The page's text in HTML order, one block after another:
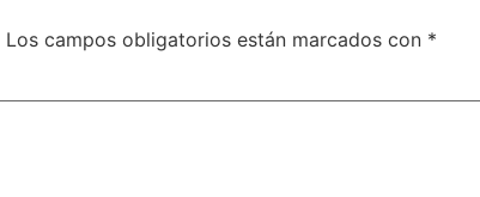
Los campos obligatorios están marcados con *